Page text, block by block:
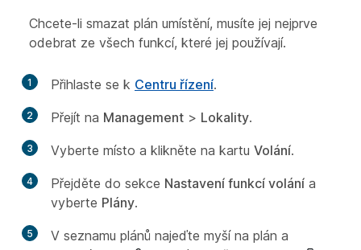
Chcete-li smazat plán umístění, musíte jej nejprve
odebrat ze všech funkcí, které jej používají.
1 Přihlaste se k Centru řízení.
2 Přejít na Management > Lokality.
3 Vyberte místo a klikněte na kartu Volání.
4 Přejděte do sekce Nastavení funkcí volání a
vyberte Plány.
5
V seznamu plánů najeďte myší na plán a